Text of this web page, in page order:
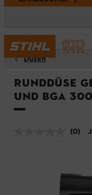
Düsen
Runddüse
und BGA 300
(0)